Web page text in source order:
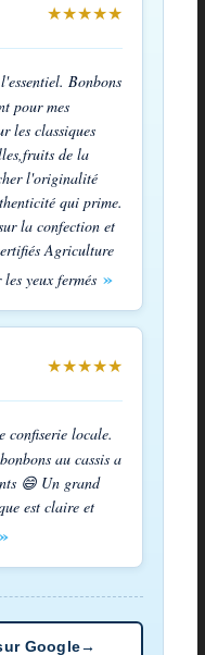
★★★★★
Bonbons
pour mes
les classiques
de la
l'originalité
qui prime.
la confection et
Agriculture
yeux fermés
★★★★★
confiserie locale.
au cassis a
😄 Un grand
est claire et
Google→